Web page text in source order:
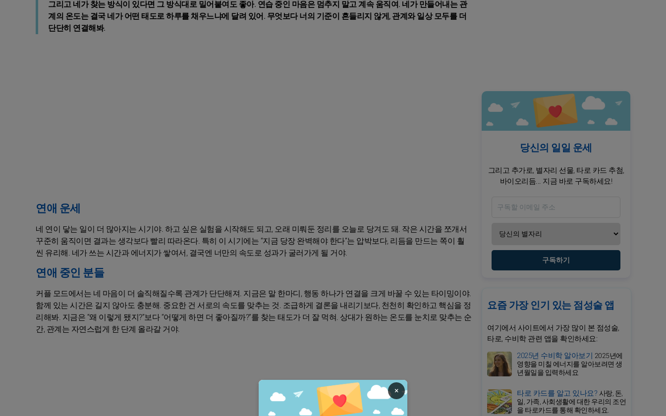
그리고 네가 찾는 방식이 있다면 그 방식대로 밀어붙여도 좋아. 연습 중인 마음은 멈추지 말고 계속 움직여. 네가 만들어내는 관
계의 온도는 결국 네가 어떤 태도로 하루를 채우느냐에 달려 있어. 무엇보다 너의 기준이 흔들리지 않게, 관계와 일상 모두를 더
단단히 연결해봐.
연애 운세
네 연이 닿는 일이 더 많아지는 시기야. 하고 싶은 실험을 시작해도 되고, 오래 미뤄둔 정리를 오늘로 당겨도 돼. 작은 시간을 쪼개서
꾸준히 움직이면 결과는 생각보다 빨리 따라온다. 특히 이 시기에는 “지금 당장 완벽해야 한다”는 압박보다, 리듬을 만드는 쪽이 훨
씬 유리해. 네가 쓰는 시간과 에너지가 쌓여서, 결국엔 너만의 속도로 성과가 굴러가게 될 거야.
연애 중인 분들
커플 모드에서는 네 마음이 더 솔직해질수록 관계가 단단해져. 지금은 말 한마디, 행동 하나가 연결을 크게 바꿀 수 있는 타이밍이야.
함께 있는 시간은 길지 않아도 충분해. 중요한 건 서로의 속도를 맞추는 것. 조급하게 결론을 내리기보다, 천천히 확인하고 핵심을 정
리해봐. 지금은 “왜 이렇게 됐지?”보다 “어떻게 하면 더 좋아질까?”를 찾는 태도가 더 잘 먹혀. 상대가 원하는 온도를 눈치로 맞추는 순
간, 관계는 자연스럽게 한 단계 올라갈 거야.
당신의 일일 운세
그리고 추가로, 별자리 선물, 타로 카드 추첨,
바이오리듬... 지금 바로 구독하세요!
구독하기
요즘 가장 인기 있는 점성술 앱
여기에서 사이트에서 가장 많이 본 점성술,
타로, 수비학 관련 앱을 확인하세요:
2025년 수비학 알아보기 2025년에
영향을 미칠 에너지를 알아보려면 생
년월일을 입력하세요
타로 카드를 알고 있나요? 사랑, 돈,
일, 가족, 사회생활에 대한 우리의 조언
을 타로카드를 통해 확인하세요.
×